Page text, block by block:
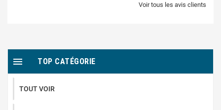
Voir tous les avis clients
TOP CATÉGORIE

TOUT VOIR